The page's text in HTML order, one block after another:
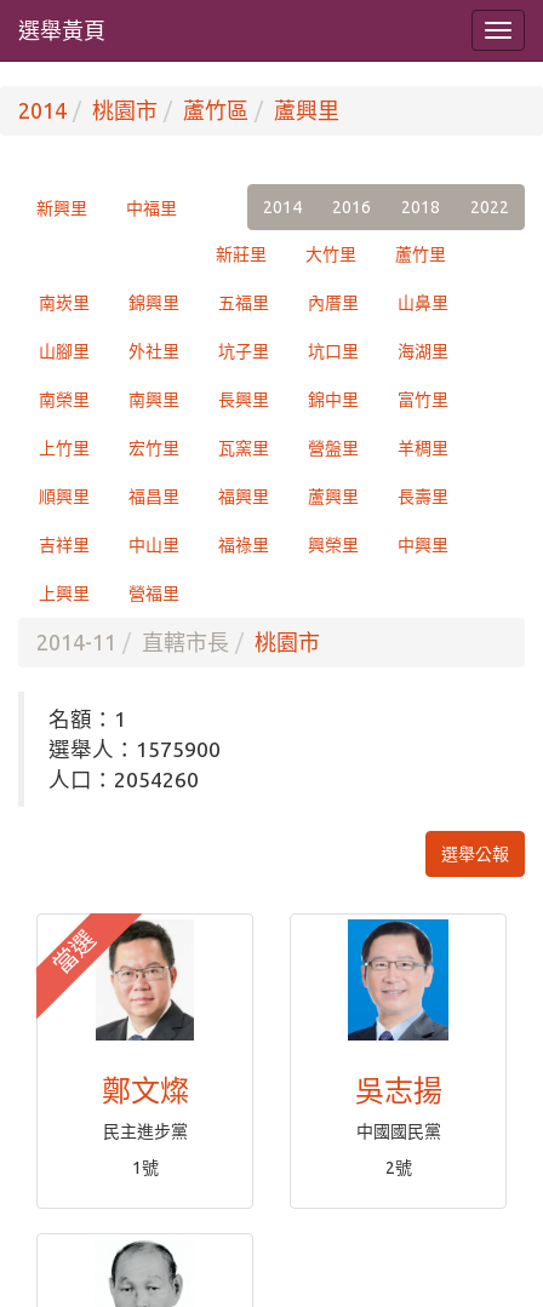
選舉黃頁
2014 桃園市 蘆竹區 蘆興里
2014 2016 2018 2022
新興里 中福里
新莊里 大竹里 蘆竹里
南崁里 錦興里 五福里 內厝里 山鼻里
山腳里 外社里 坑子里 坑口里 海湖里
南榮里 南興里 長興里 錦中里 富竹里
上竹里 宏竹里 瓦窯里 營盤里 羊稠里
順興里 福昌里 福興里 蘆興里 長壽里
吉祥里 中山里 福祿里 興榮里 中興里
上興里 營福里
2014-11 直轄市長 桃園市
名額：1
選舉人：1575900
人口：2054260
選舉公報
當選
鄭文燦
民主進步黨
1號
吳志揚
中國國民黨
2號